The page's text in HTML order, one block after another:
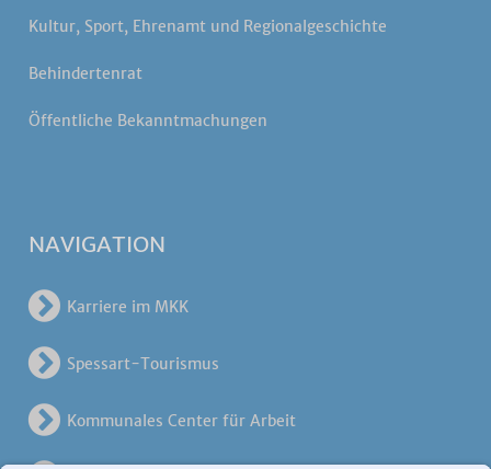
Kultur, Sport, Ehrenamt und Regionalgeschichte
Behindertenrat
Öffentliche Bekanntmachungen
NAVIGATION
Karriere im MKK
Spessart-Tourismus
Kommunales Center für Arbeit